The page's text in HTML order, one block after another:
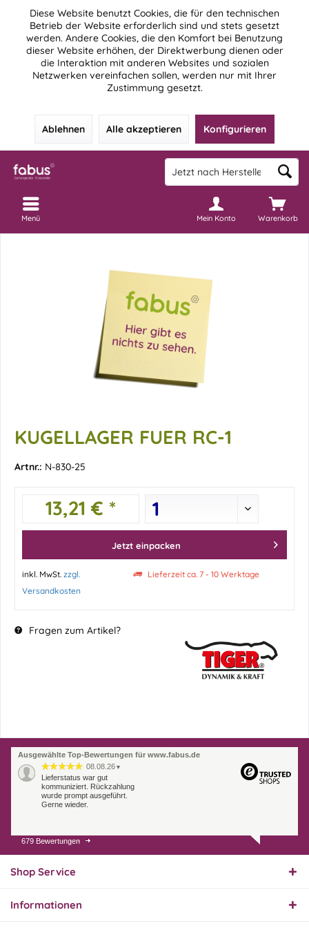
Diese Website benutzt Cookies, die für den technischen
Betrieb der Website erforderlich sind und stets gesetzt
werden. Andere Cookies, die den Komfort bei Benutzung
dieser Website erhöhen, der Direktwerbung dienen oder
die Interaktion mit anderen Websites und sozialen
Netzwerken vereinfachen sollen, werden nur mit Ihrer
Zustimmung gesetzt.
Ablehnen Alle akzeptieren Konfigurieren
Warenkorb
Mein Konto
Menü
KUGELLAGER FUER RC-1
Artnr.: N-830-25
13,21 € *
Jetzt einpacken
inkl. MwSt. zzgl.
Versandkosten
Lieferzeit ca. 7 - 10 Werktage
Fragen zum Artikel?
Ausgewählte Top-Bewertungen für www.fabus.de
08.08.26 ▼
Lieferstatus war gut
kommuniziert. Rückzahlung
wurde prompt ausgeführt.
Gerne wieder.
07.08.26
Endlich das richtige
679 Bewertungen
Shop Service
Informationen